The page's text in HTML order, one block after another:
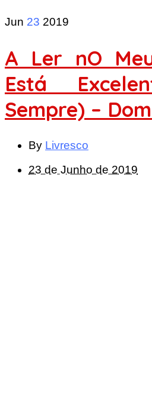
Jun 23 2019
A Ler nO
Está
Sempre) –
By Livresco
23 de Junho de 2019